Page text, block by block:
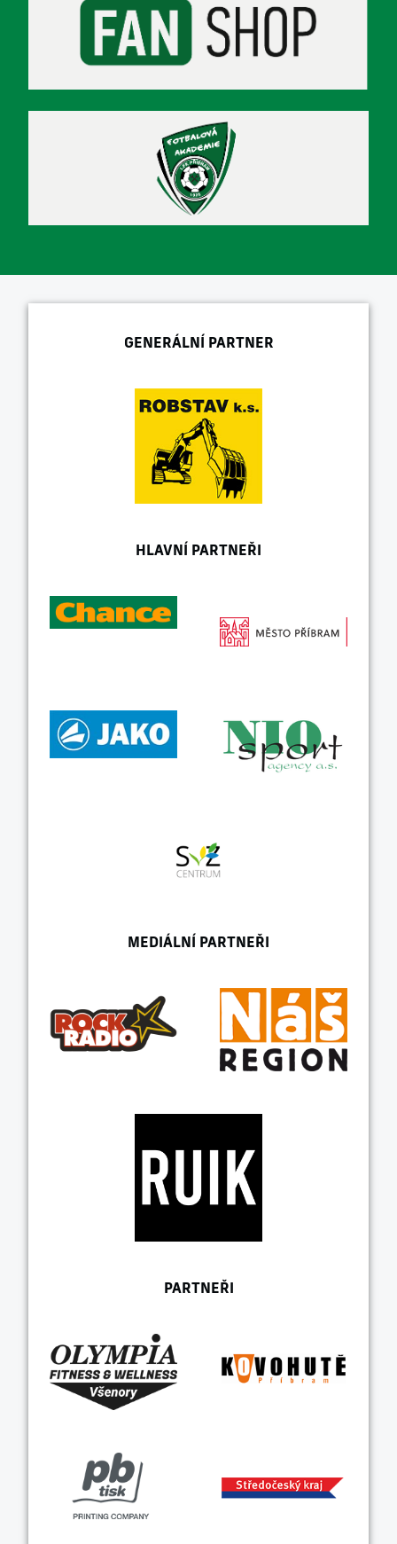
GENERÁLNÍ PARTNER
HLAVNÍ PARTNEŘI
MEDIÁLNÍ PARTNEŘI
PARTNEŘI